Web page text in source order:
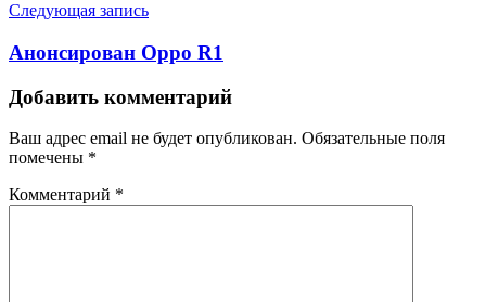
Следующая запись
Анонсирован Oppo R1
Добавить комментарий
Ваш адрес email не будет опубликован. Обязательные поля
помечены *
Комментарий *